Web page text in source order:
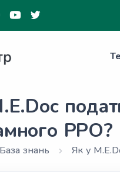
РРО?
База знань Як у